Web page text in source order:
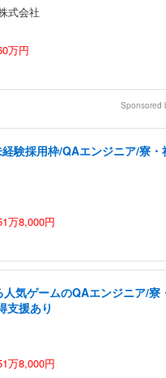
式会社
万円
Sponsored
経験採用枠/QAエンジニア/寮
万8,000円
気ゲームのQAエンジニア/寮
支援あり
万8,000円